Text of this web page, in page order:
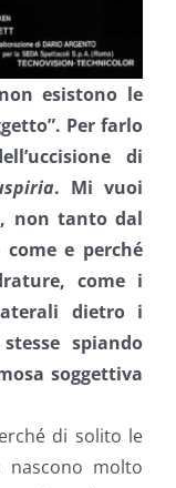
esistono le
Per farlo
di
. Mi vuoi
non tanto dal
e perché
come i
dietro i
spiando
soggettiva
di solito le
molto